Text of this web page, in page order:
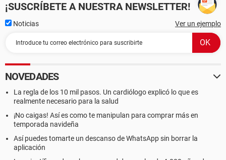
¡SUSCRÍBETE A NUESTRA NEWSLETTER!
Noticias Ver un ejemplo
NOVEDADES
La regla de los 10 mil pasos. Un cardiólogo explicó lo que es
realmente necesario para la salud
¡No caigas! Así es como te manipulan para comprar más en
temporada navideña
Así puedes tomarte un descanso de WhatsApp sin borrar la
aplicación